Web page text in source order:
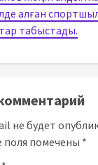
алған
табыстады.
не будет
поля помечены *